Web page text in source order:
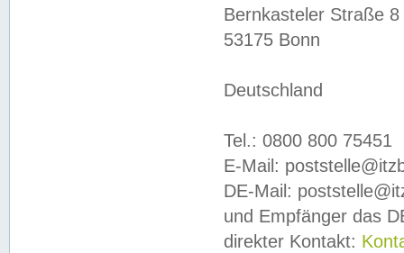
Bernkasteler Straße 8
53175 Bonn
Deutschland
Tel.: 0800 800 75451
E-Mail:
DE-Mail:
und Empfänger das
direkter Kontakt: